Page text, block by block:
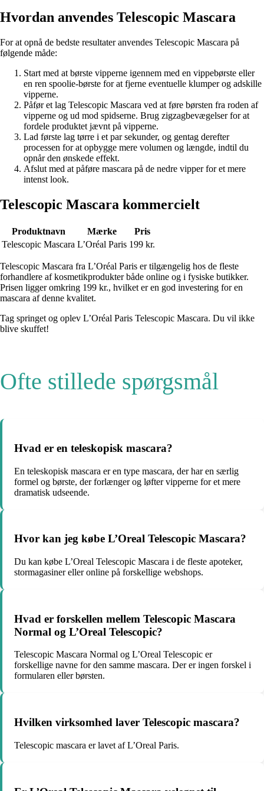
Hvordan anvendes Telescopic Mascara
For at opnå de bedste resultater anvendes Telescopic Mascara på
følgende måde:
Start med at børste vipperne igennem med en vippebørste eller
en ren spoolie-børste for at fjerne eventuelle klumper og adskille
vipperne.
Påfør et lag Telescopic Mascara ved at føre børsten fra roden af
vipperne og ud mod spidserne. Brug zigzagbevægelser for at
fordele produktet jævnt på vipperne.
Lad første lag tørre i et par sekunder, og gentag derefter
processen for at opbygge mere volumen og længde, indtil du
opnår den ønskede effekt.
Afslut med at påføre mascara på de nedre vipper for et mere
intenst look.
Telescopic Mascara kommercielt
Produktnavn Mærke
Pris
Telescopic Mascara L’Oréal Paris 199 kr.
Telescopic Mascara fra L’Oréal Paris er tilgængelig hos de fleste
forhandlere af kosmetikprodukter både online og i fysiske butikker.
Prisen ligger omkring 199 kr., hvilket er en god investering for en
mascara af denne kvalitet.
Tag springet og oplev L’Oréal Paris Telescopic Mascara. Du vil ikke
blive skuffet!
Ofte stillede spørgsmål
Hvad er en teleskopisk mascara?
En teleskopisk mascara er en type mascara, der har en særlig
formel og børste, der forlænger og løfter vipperne for et mere
dramatisk udseende.
Hvor kan jeg købe L’Oreal Telescopic Mascara?
Du kan købe L’Oreal Telescopic Mascara i de fleste apoteker,
stormagasiner eller online på forskellige webshops.
Hvad er forskellen mellem Telescopic Mascara
Normal og L’Oreal Telescopic?
Telescopic Mascara Normal og L’Oreal Telescopic er
forskellige navne for den samme mascara. Der er ingen forskel i
formularen eller børsten.
Hvilken virksomhed laver Telescopic mascara?
Telescopic mascara er lavet af L’Oreal Paris.